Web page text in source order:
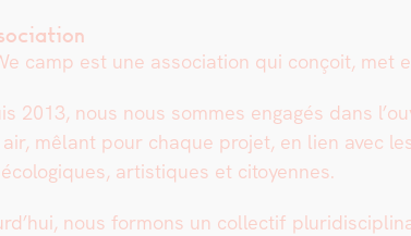
camp est une asso­ci­a­tion qui conçoit,
2013, nous nous sommes engagés dans
mêlant pour chaque pro­jet, en lien avec
artis­tiques et citoyennes.
nous for­mons un col­lec­tif